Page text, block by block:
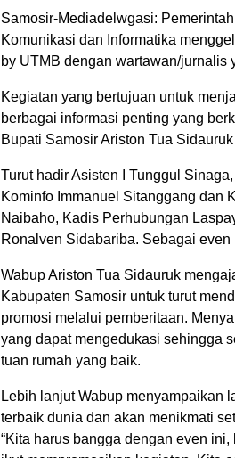
Samosir-Mediadelwgasi:
Komunikasi dan Informatika
by UTMB dengan wartawan/jurnalis
Kegiatan yang bertujuan untuk
berbagai informasi penting yang
Bupati Samosir Ariston Tua
Turut hadir Asisten I Tunggul
Kominfo Immanuel Sitanggang dan
Naibaho, Kadis Perhubungan
Ronalven Sidabariba. Sebagai
Wabup Ariston Tua Sidauruk
Kabupaten Samosir untuk turut
promosi melalui pemberitaan.
yang dapat mengedukasi sehingga
tuan rumah yang baik.
Lebih lanjut Wabup menyampaikan
terbaik dunia dan akan menikmati
“Kita harus bangga dengan even